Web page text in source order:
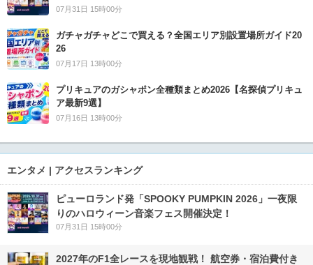
07月31日 15時00分
ガチャガチャどこで買える？全国エリア別設置場所ガイド20
26
07月17日 13時00分
プリキュアのガシャポン全種類まとめ2026【名探偵プリキュ
ア最新9選】
07月16日 13時00分
エンタメ | アクセスランキング
ピューロランド発「SPOOKY PUMPKIN 2026」一夜限
りのハロウィーン音楽フェス開催決定！
07月31日 15時00分
2027年のF1全レースを現地観戦！ 航空券・宿泊費付き